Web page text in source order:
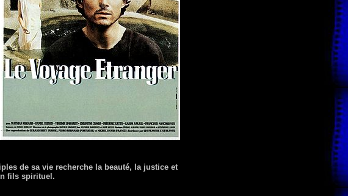
de sa vie recherche la beauté, la justice et
fils spirituel.